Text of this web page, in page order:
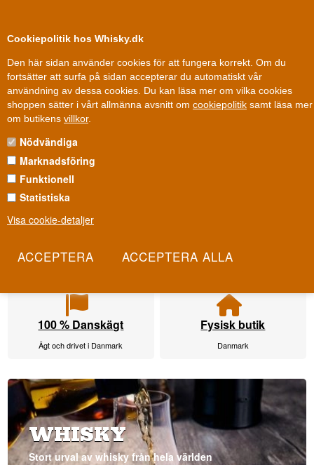
Cookiepolitik hos Whisky.dk
Den här sidan använder cookies för att fungera korrekt. Om du
fortsätter att surfa på sidan accepterar du automatiskt vår
användning av dessa cookies. Du kan läsa mer om vilka cookies
shoppen sätter i vårt allmänna avsnitt om cookiepolitik samt läsa mer
om butikens villkor.
Nödvändiga
Marknadsföring
Funktionell
Statistiska
Visa cookie-detaljer
100 % Danskägt
Ägt och drivet i Danmark
Fysisk butik
Danmark
WHISKY
Stort urval av whisky från hela världen